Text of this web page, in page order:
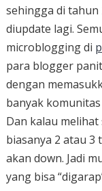
sehingga di tahun
diupdate lagi.
microblogging di
para blogger
dengan
banyak
Dan kalau
biasanya 2 atau 3
akan down. Jadi
yang bisa